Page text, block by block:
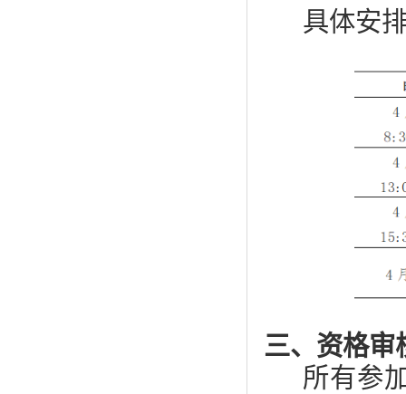
具体安
三、资格审
所有参